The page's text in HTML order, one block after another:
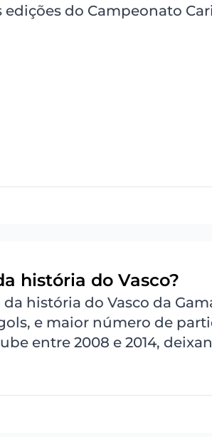
do Campeonato
história do Vasco?
história do Vasco da
e maior número de
entre 2008 e 2014,